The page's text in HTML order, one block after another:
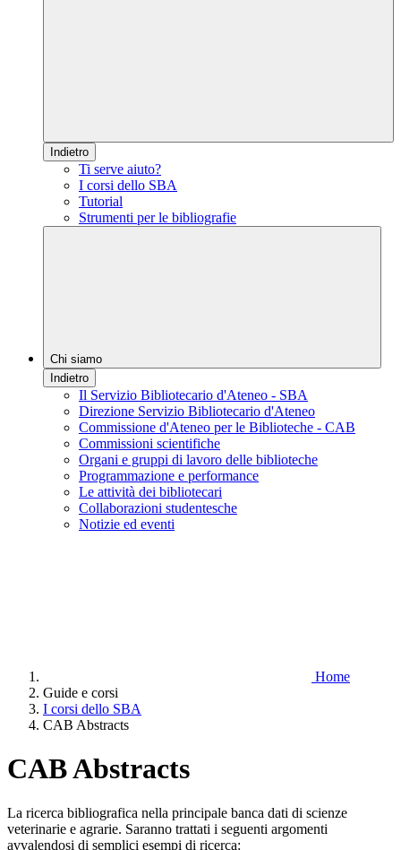
Indietro
Ti serve aiuto?
I corsi dello SBA
Tutorial
Strumenti per le bibliografie
Chi siamo
Indietro
Il Servizio Bibliotecario d'Ateneo - SBA
Direzione Servizio Bibliotecario d'Ateneo
Commissione d'Ateneo per le Biblioteche - CAB
Commissioni scientifiche
Organi e gruppi di lavoro delle biblioteche
Programmazione e performance
Le attività dei bibliotecari
Collaborazioni studentesche
Notizie ed eventi
Home
Guide e corsi
I corsi dello SBA
CAB Abstracts
CAB Abstracts
La ricerca bibliografica nella principale banca dati di scienze
veterinarie e agrarie. Saranno trattati i seguenti argomenti
avvalendosi di semplici esempi di ricerca: